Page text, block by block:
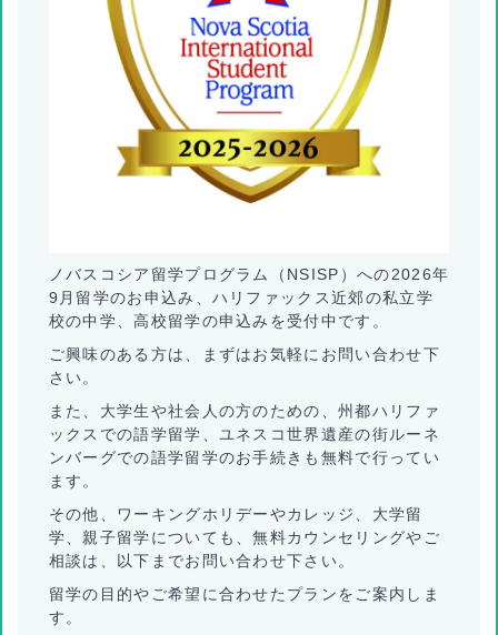
ノバスコシア留学プログラム（NSISP）への2026年
9月留学のお申込み、ハリファックス近郊の私立学
校の中学、高校留学の申込みを受付中です。
ご興味のある方は、まずはお気軽にお問い合わせ下
さい。
また、大学生や社会人の方のための、州都ハリファ
ックスでの語学留学、ユネスコ世界遺産の街ルーネ
ンバーグでの語学留学のお手続きも無料で行ってい
ます。
その他、ワーキングホリデーやカレッジ、大学留
学、親子留学についても、無料カウンセリングやご
相談は、以下までお問い合わせ下さい。
留学の目的やご希望に合わせたプランをご案内しま
す。